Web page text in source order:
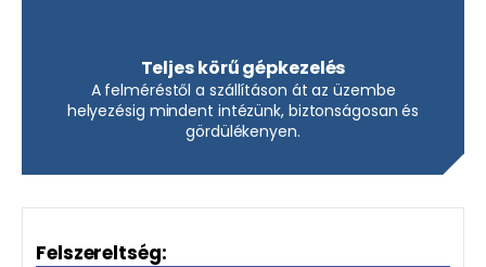
Teljes körű gépkezelés
A felméréstől a szállításon át az üzembe
helyezésig mindent intézünk, biztonságosan és
gördülékenyen.
Felszereltség: